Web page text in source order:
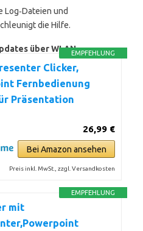
Log‑Dateien und
die Hilfe.
über WLANEMPFEHLUNG
Clicker,
Fernbedienung
Präsentation
26,99 €
Bei Amazon ansehen
Preis inkl. MwSt., zzgl. Versandkosten
EMPFEHLUNG
mit